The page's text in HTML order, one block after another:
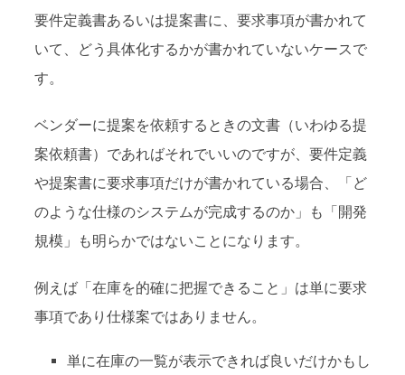
要件定義書あるいは提案書に、要求事項が書かれて
いて、どう具体化するかが書かれていないケースで
す。
ベンダーに提案を依頼するときの文書（いわゆる提
案依頼書）であればそれでいいのですが、要件定義
や提案書に要求事項だけが書かれている場合、「ど
のような仕様のシステムが完成するのか」も「開発
規模」も明らかではないことになります。
例えば「在庫を的確に把握できること」は単に要求
事項であり仕様案ではありません。
単に在庫の一覧が表示できれば良いだけかもし